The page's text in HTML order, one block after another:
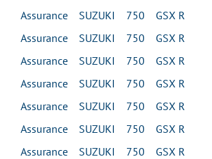
Assurance SUZUKI 750 GSX R
Assurance SUZUKI 750 GSX R
Assurance SUZUKI 750 GSX R
Assurance SUZUKI 750 GSX R
Assurance SUZUKI 750 GSX R
Assurance SUZUKI 750 GSX R
Assurance SUZUKI 750 GSX R